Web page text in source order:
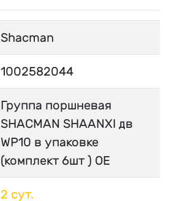
Shacman
1002582044
Группа поршневая
SHACMAN SHAANXI дв
WP10 в упаковке
(комплект 6шт ) OE
2 сут.